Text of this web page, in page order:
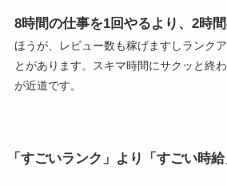
8時間の仕事を1回やるより、2時
ほうが、レビュー数も稼げますしランク
とがあります。スキマ時間にサクッと終
が近道です。
「すごいランク」より「すごい時